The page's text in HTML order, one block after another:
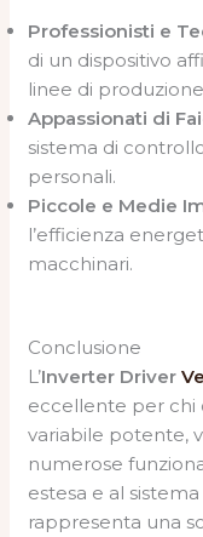
Professionisti e
di un dispositivo
linee di
Appassionati di
sistema di
personali.
Piccole e Medie
l’efficienza
macchinari.
Conclusione
L’Inverter Driver
eccellente per chi
variabile potente,
numerose
estesa e al
rappresenta una